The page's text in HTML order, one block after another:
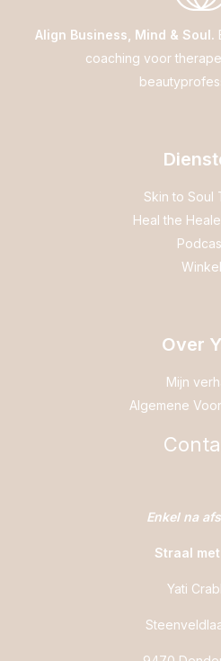
Align Business, Mind & Soul.
coaching voor
Skin to Soul
Heal the
Winkel
Over
Mijn
Algemene
Enkel na
Straal
Yati